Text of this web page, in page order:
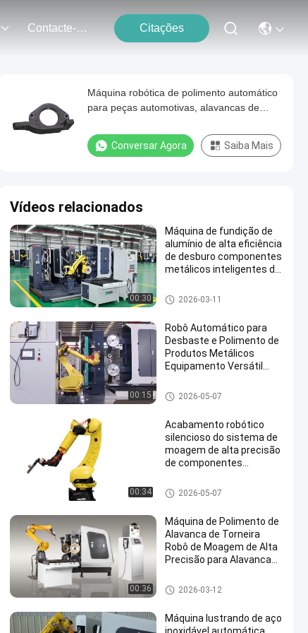
Contacte-Nos Citações
Máquina robótica de polimento automático
para peças automotivas, alavancas de
componentes principais
Conversar Agora Saiba Mais
Vídeos relacionados
00:30
Máquina de fundição de
alumínio de alta eficiência
de desburo componentes
metálicos inteligentes de
robótico com controle de
força
Máquina de polonês de moed
ura automática
2026-03-11
00:15
Robô Automático para
Desbaste e Polimento de
Produtos Metálicos
Equipamento Versátil
Superfícies
Máquina de moagem e polime
nto
2026-05-07
00:34
Acabamento robótico
silencioso do sistema de
moagem de alta precisão
de componentes
cubo da roda automotiva
Ferramentas de construção
2026-05-07
00:36
Máquina de Polimento de
Alavanca de Torneira
Robô de Moagem de Alta
Precisão para Alavancas
Componentes metálicos de m
óveis
2026-03-12
Máquina lustrando de aço